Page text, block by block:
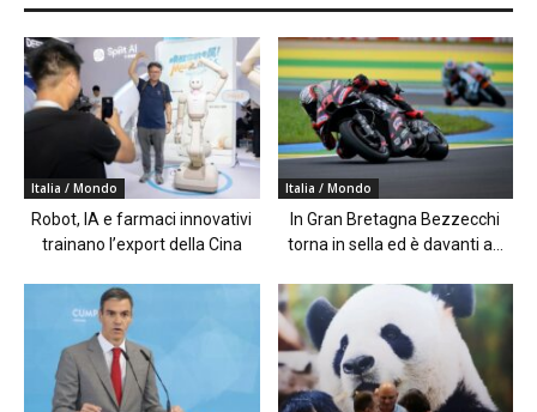
Italia / Mondo
Robot, IA e farmaci innovativi
trainano l’export della Cina
Italia / Mondo
In Gran Bretagna Bezzecchi
torna in sella ed è davanti a...